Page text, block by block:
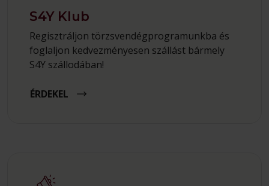
S4Y Klub
Regisztráljon törzsvendégprogramunkba és
foglaljon kedvezményesen szállást bármely
S4Y szállodában!
ÉRDEKEL